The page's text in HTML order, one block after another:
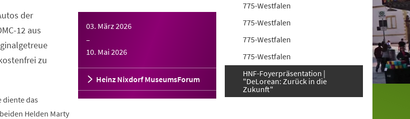
03. März 2026
–
10. Mai 2026
Heinz Nixdorf MuseumsForum
der
12 aus
zu
diente das
Helden Marty
775-Westfalen
775-Westfalen
775-Westfalen
775-Westfalen
HNF-Foyerpräsentation |
"DeLorean: Zurück in die
Zukunft"